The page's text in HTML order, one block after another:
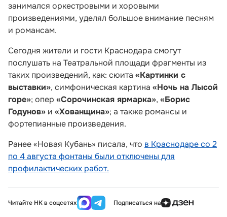
занимался оркестровыми и хоровыми
произведениями, уделял большое внимание песням
и романсам.
Сегодня жители и гости Краснодара смогут
послушать на Театральной площади фрагменты из
таких произведений, как: сюита «Картинки с
выставки», симфоническая картина «Ночь на Лысой
горе»; опер «Сорочинская ярмарка», «Борис
Годунов» и «Хованщина»; а также романсы и
фортепианные произведения.
Ранее «Новая Кубань» писала, что в Краснодаре со 2
по 4 августа фонтаны были отключены для
профилактических работ.
Читайте НК в соцсетях Подписаться на